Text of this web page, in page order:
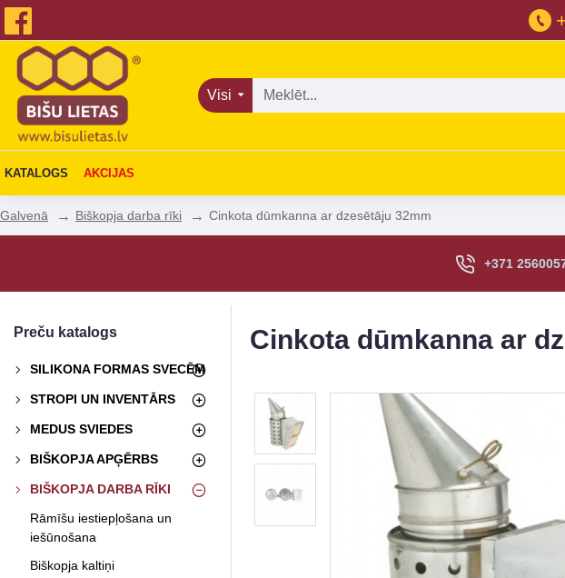
Visi
KATALOGS AKCIJAS
Galvenā Biškopja darba rīki Cinkota dūmkanna ar dzesētāju 32mm
+371
Preču katalogs
SILIKONA FORMAS SVECĒM
STROPI UN INVENTĀRS
MEDUS SVIEDES
BIŠKOPJA APĢĒRBS
BIŠKOPJA DARBA RĪKI
Rāmīšu iestiepļošana un
iešūnošana
Biškopja kaltiņi
Cinkota dūmkanna ar